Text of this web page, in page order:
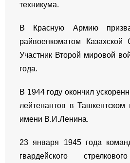
техникума.
В Красную Армию
райвоенкоматом
Участник Второй мировой
года.
В 1944 году окончил
лейтенантов в Ташкентском
имени В.И.Ленина.
23 января 1945 года
гвардейского